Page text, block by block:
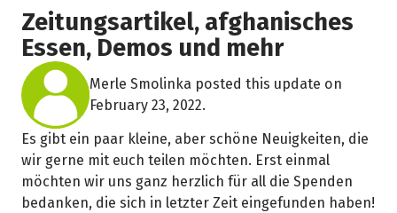
Zeitungsartikel, afghanisches
Essen, Demos und mehr
Merle Smolinka posted this update on
February 23, 2022.
Es gibt ein paar kleine, aber schöne Neuigkeiten, die
wir gerne mit euch teilen möchten. Erst einmal
möchten wir uns ganz herzlich für all die Spenden
bedanken, die sich in letzter Zeit eingefunden haben!